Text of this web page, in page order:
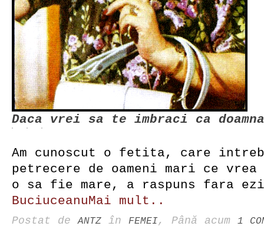
Daca vrei sa te imbraci ca
Am cunoscut o fetita, care
petrecere de oameni mari ce
o sa fie mare, a raspuns fara
BuciuceanuMai mult..
Postat deANTZ în FEMEI, Până acum 1